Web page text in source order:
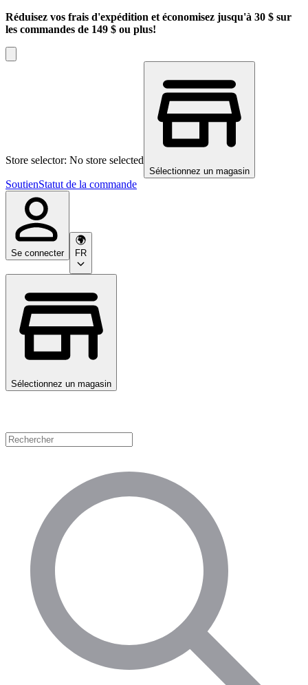
Réduisez vos frais d'expédition et économisez jusqu'à 30 $ sur
les commandes de 149 $ ou plus!
Store selector: No store selected
Sélectionnez un magasin
SoutienStatut de la commande
Se connecter FR
Sélectionnez un magasin